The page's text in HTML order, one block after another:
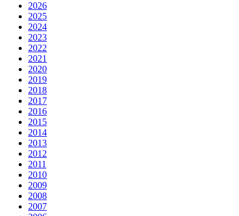
2026
2025
2024
2023
2022
2021
2020
2019
2018
2017
2016
2015
2014
2013
2012
2011
2010
2009
2008
2007